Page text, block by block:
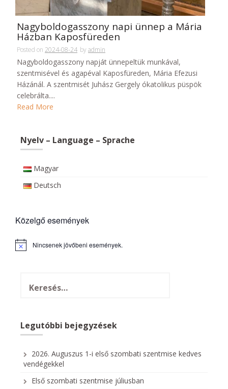
Nagyboldogasszony napi ünnep a Mária
Házban Kaposfüreden
Posted on 2024-08-24 byadmin
Nagyboldogasszony napját ünnepeltük munkával,
szentmisével és agapéval Kaposfüreden, Mária Efezusi
Házánál. A szentmisét Juhász Gergely ókatolikus püspök
celebrálta....
Read More
Nyelv – Language – Sprache
Magyar
Deutsch
Közelgő események
N
Nincsenek jövőbeni események.
Legutóbbi bejegyzések
2026. Auguszus 1-i első szombati szentmise kedves
vendégekkel
Első szombati szentmise júliusban